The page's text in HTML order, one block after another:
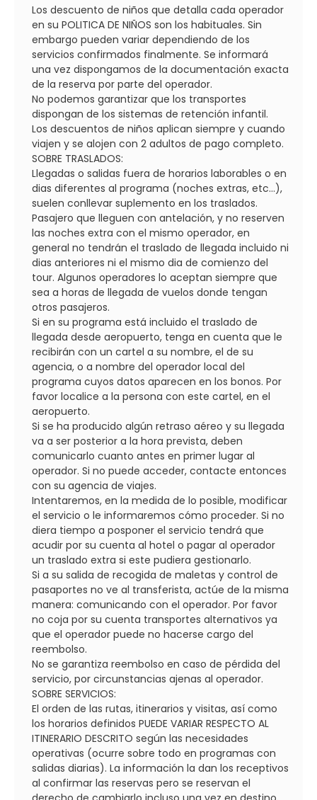
Los descuento de niños que detalla cada operador
en su POLITICA DE NIÑOS son los habituales. Sin
embargo pueden variar dependiendo de los
servicios confirmados finalmente. Se informará
una vez dispongamos de la documentación exacta
de la reserva por parte del operador.
No podemos garantizar que los transportes
dispongan de los sistemas de retención infantil.
Los descuentos de niños aplican siempre y cuando
viajen y se alojen con 2 adultos de pago completo.
SOBRE TRASLADOS:
Llegadas o salidas fuera de horarios laborables o en
dias diferentes al programa (noches extras, etc...),
suelen conllevar suplemento en los traslados.
Pasajero que lleguen con antelación, y no reserven
las noches extra con el mismo operador, en
general no tendrán el traslado de llegada incluido ni
dias anteriores ni el mismo dia de comienzo del
tour. Algunos operadores lo aceptan siempre que
sea a horas de llegada de vuelos donde tengan
otros pasajeros.
Si en su programa está incluido el traslado de
llegada desde aeropuerto, tenga en cuenta que le
recibirán con un cartel a su nombre, el de su
agencia, o a nombre del operador local del
programa cuyos datos aparecen en los bonos. Por
favor localice a la persona con este cartel, en el
aeropuerto.
Si se ha producido algún retraso aéreo y su llegada
va a ser posterior a la hora prevista, deben
comunicarlo cuanto antes en primer lugar al
operador. Si no puede acceder, contacte entonces
con su agencia de viajes.
Intentaremos, en la medida de lo posible, modificar
el servicio o le informaremos cómo proceder. Si no
diera tiempo a posponer el servicio tendrá que
acudir por su cuenta al hotel o pagar al operador
un traslado extra si este pudiera gestionarlo.
Si a su salida de recogida de maletas y control de
pasaportes no ve al transferista, actúe de la misma
manera: comunicando con el operador. Por favor
no coja por su cuenta transportes alternativos ya
que el operador puede no hacerse cargo del
reembolso.
No se garantiza reembolso en caso de pérdida del
servicio, por circunstancias ajenas al operador.
SOBRE SERVICIOS:
El orden de las rutas, itinerarios y visitas, así como
los horarios definidos PUEDE VARIAR RESPECTO AL
ITINERARIO DESCRITO según las necesidades
operativas (ocurre sobre todo en programas con
salidas diarias). La información la dan los receptivos
al confirmar las reservas pero se reservan el